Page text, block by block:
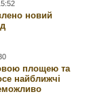
новий
площею та
найближчі